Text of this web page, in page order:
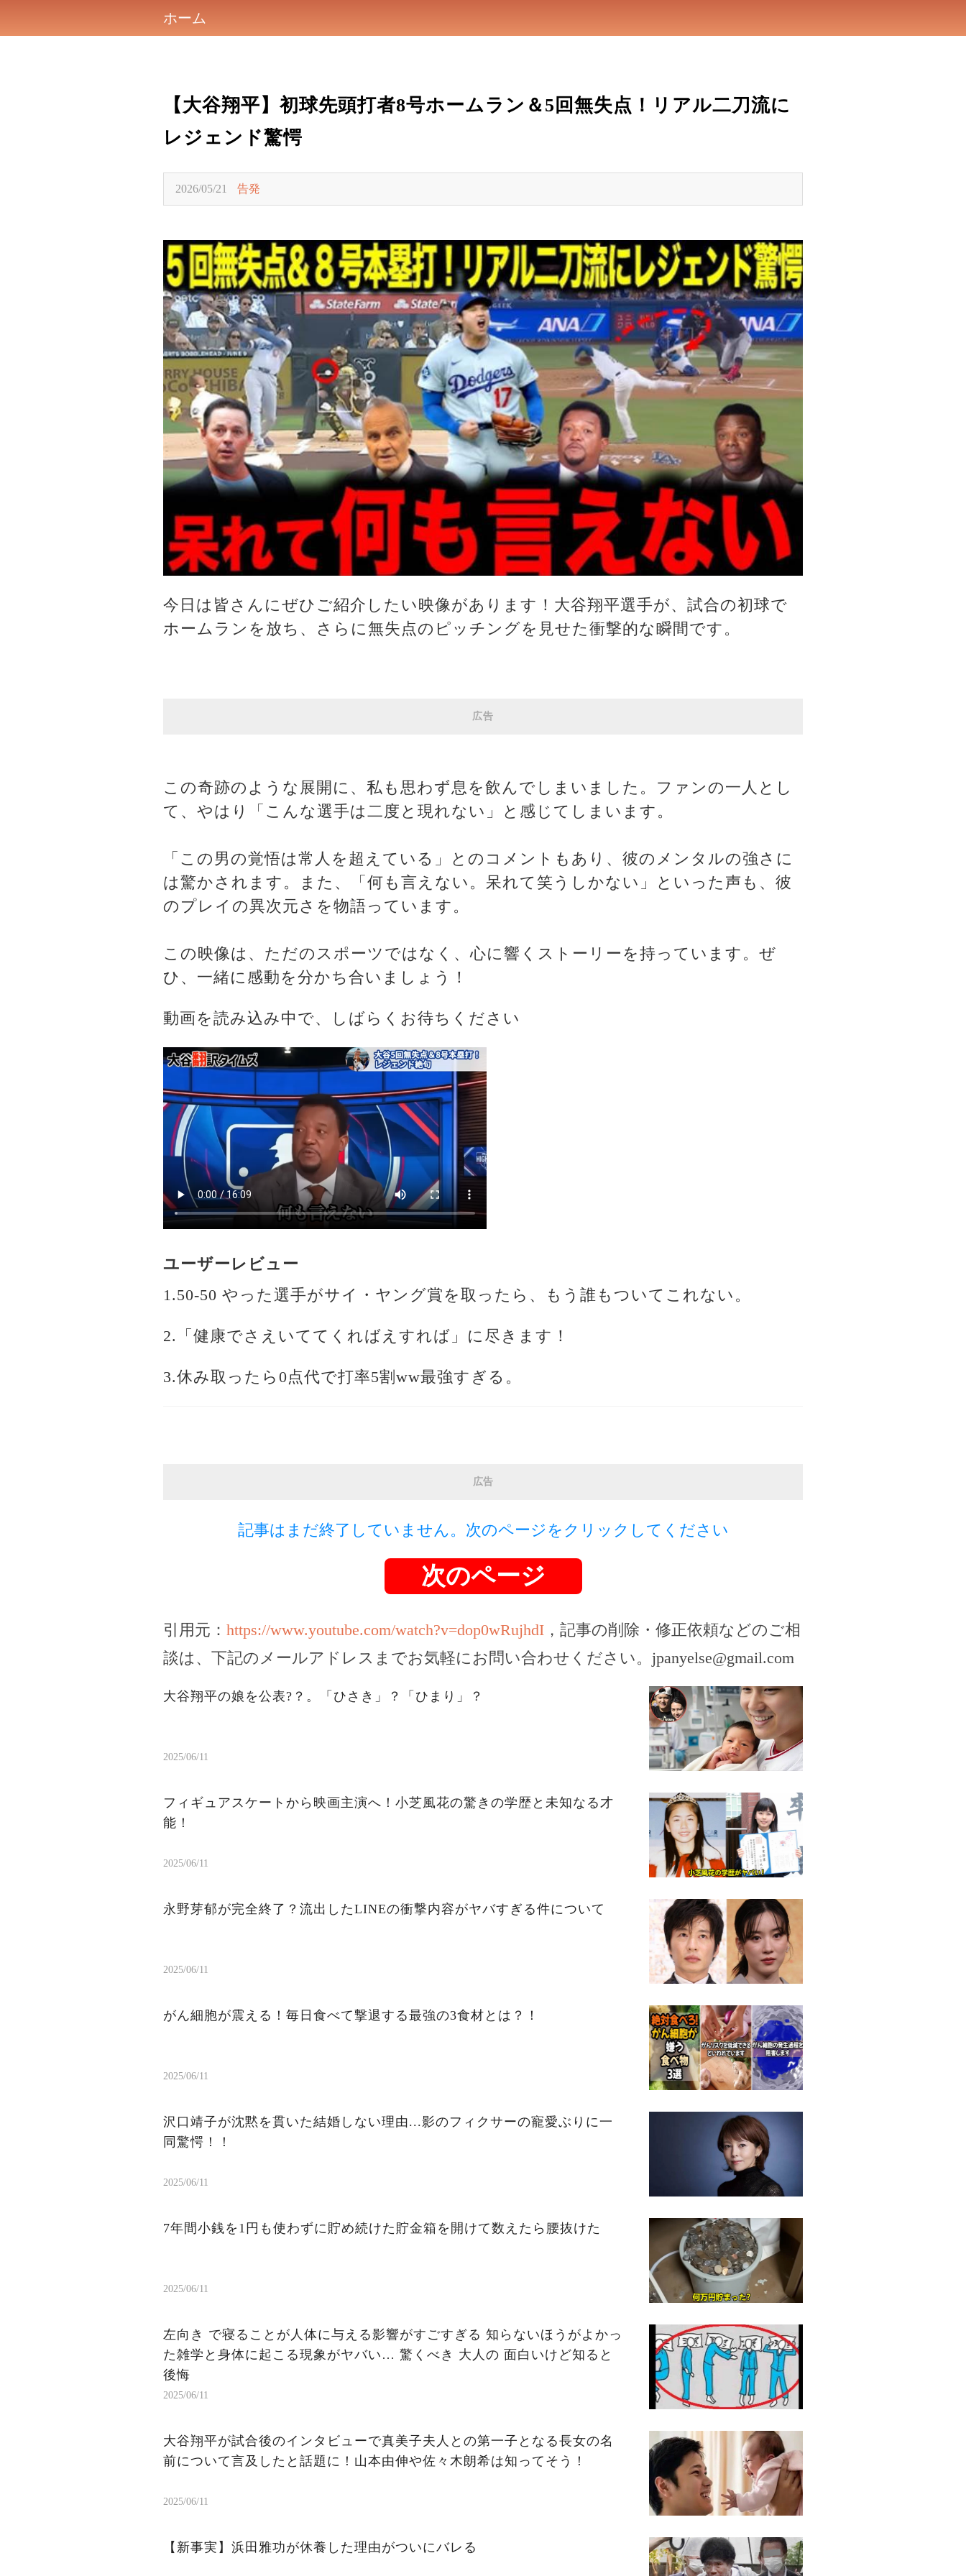
ホーム
【大谷翔平】初球先頭打者8号ホームラン＆5回無失点！リアル二刀流に
レジェンド驚愕
2026/05/21 告発
今日は皆さんにぜひご紹介したい映像があります！大谷翔平選手が、試合の初球で
ホームランを放ち、さらに無失点のピッチングを見せた衝撃的な瞬間です。
広告
この奇跡のような展開に、私も思わず息を飲んでしまいました。ファンの一人とし
て、やはり「こんな選手は二度と現れない」と感じてしまいます。
「この男の覚悟は常人を超えている」とのコメントもあり、彼のメンタルの強さに
は驚かされます。また、「何も言えない。呆れて笑うしかない」といった声も、彼
のプレイの異次元さを物語っています。
この映像は、ただのスポーツではなく、心に響くストーリーを持っています。ぜ
ひ、一緒に感動を分かち合いましょう！
動画を読み込み中で、しばらくお待ちください
ユーザーレビュー
1.50-50 やった選手がサイ・ヤング賞を取ったら、もう誰もついてこれない。
2.「健康でさえいててくればえすれば」に尽きます！
3.休み取ったら0点代で打率5割ww最強すぎる。
広告
記事はまだ終了していません。次のページをクリックしてください
次のページ
引用元： https://www.youtube.com/watch?v=dop0wRujhdI ，記事の削除・修正依頼などのご相
談は、下記のメールアドレスまでお気軽にお問い合わせください。 jpanyelse@gmail.com
大谷翔平の娘を公表?？。「ひさき」？「ひまり」？
2025/06/11
フィギュアスケートから映画主演へ！小芝風花の驚きの学歴と未知なる才
能！
2025/06/11
永野芽郁が完全終了？流出したLINEの衝撃内容がヤバすぎる件について
2025/06/11
がん細胞が震える！毎日食べて撃退する最強の3食材とは？！
2025/06/11
沢口靖子が沈黙を貫いた結婚しない理由...影のフィクサーの寵愛ぶりに一
同驚愕！！
2025/06/11
7年間小銭を1円も使わずに貯め続けた貯金箱を開けて数えたら腰抜けた
2025/06/11
左向き で寝ることが人体に与える影響がすごすぎる 知らないほうがよかっ
た雑学と身体に起こる現象がヤバい… 驚くべき 大人の 面白いけど知ると
後悔
2025/06/11
大谷翔平が試合後のインタビューで真美子夫人との第一子となる長女の名
前について言及したと話題に！山本由伸や佐々木朗希は知ってそう！
2025/06/11
【新事実】浜田雅功が休養した理由がついにバレる